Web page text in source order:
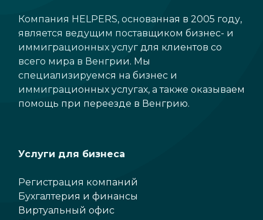
Компания HELPERS, основанная в 2005 году,
является ведущим поставщиком бизнес- и
иммиграционных услуг для клиентов со
всего мира в Венгрии. Мы
специализируемся на бизнес и
иммиграционных услугах, а также оказываем
помощь при переезде в Венгрию.
Услуги для бизнеса
Регистрация компаний
Бухгалтерия и финансы
Виртуальный офис